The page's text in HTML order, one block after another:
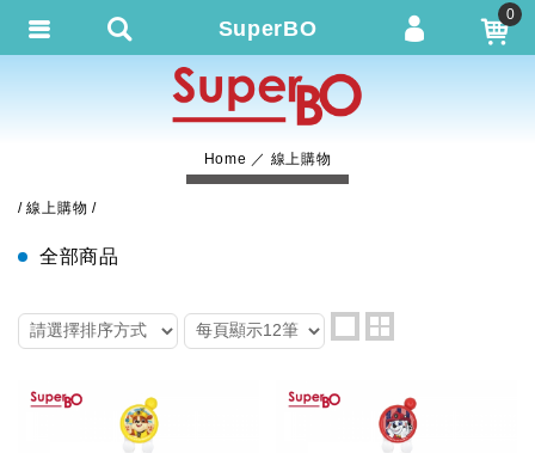
Home 線上購物
線上購物
全部商品
SuperBO
0
會員登入
會員註冊
忘記密碼
繁體中文